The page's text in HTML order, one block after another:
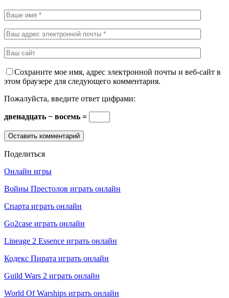
Сохраните мое имя, адрес электронной почты и веб-сайт в
этом браузере для следующего комментария.
Пожалуйста, введите ответ цифрами:
двенадцать − восемь =
Поделиться
Онлайн игры
Войны Престолов играть онлайн
Спарта играть онлайн
Go2case играть онлайн
Lineage 2 Essence играть онлайн
Кодекс Пирата играть онлайн
Guild Wars 2 играть онлайн
World Of Warships играть онлайн